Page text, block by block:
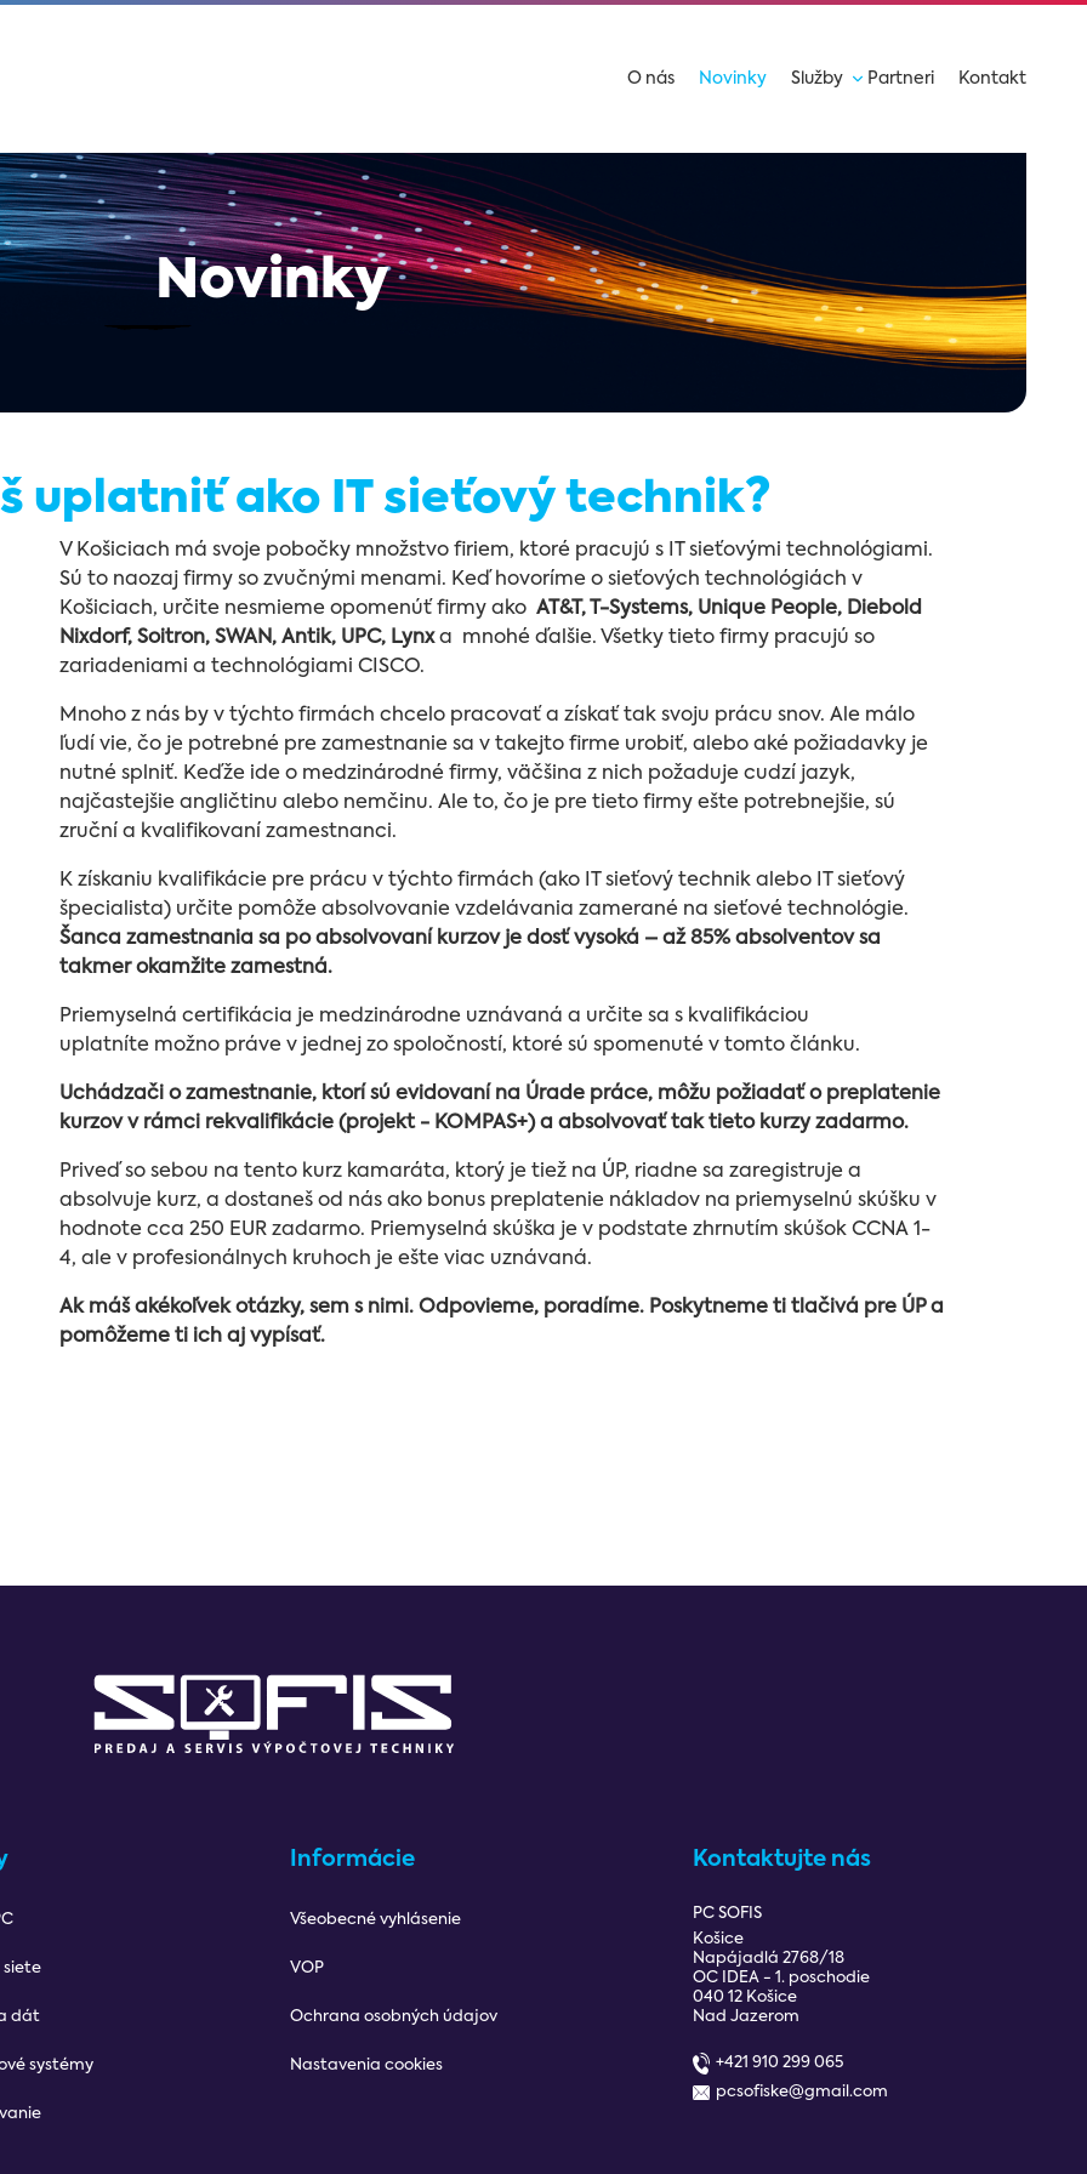
O nás Novinky Služby Partneri Kontakt
Novinky
uplatniť ako IT sieťový technik?
V Košiciach má svoje pobočky množstvo firiem, ktoré pracujú s IT sieťovými technológiami.
Sú to naozaj firmy so zvučnými menami. Keď hovoríme o sieťových technológiách v
Košiciach, určite nesmieme opomenúť firmy ako AT&T, T-Systems, Unique People, Diebold
Nixdorf, Soitron, SWAN, Antik, UPC, Lynxa mnohé ďalšie. Všetky tieto firmy pracujú so
zariadeniami a technológiami CISCO.
Mnoho z nás by v týchto firmách chcelo pracovať a získať tak svoju prácu snov. Ale málo
ľudí vie, čo je potrebné pre zamestnanie sa v takejto firme urobiť, alebo aké požiadavky je
nutné splniť. Keďže ide o medzinárodné firmy, väčšina z nich požaduje cudzí jazyk,
najčastejšie angličtinu alebo nemčinu. Ale to, čo je pre tieto firmy ešte potrebnejšie, sú
zruční a kvalifikovaní zamestnanci.
K získaniu kvalifikácie pre prácu v týchto firmách (ako IT sieťový technik alebo IT sieťový
špecialista) určite pomôže absolvovanie vzdelávania zamerané na sieťové technológie.
Šanca zamestnania sa po absolvovaní kurzov je dosť vysoká – až 85% absolventov sa
takmer okamžite zamestná.
Priemyselná certifikácia je medzinárodne uznávaná a určite sa s kvalifikáciou
uplatníte možno práve v jednej zo spoločností, ktoré sú spomenuté v tomto článku.
Uchádzači o zamestnanie, ktorí sú evidovaní na Úrade práce, môžu požiadať o preplatenie
kurzov v rámci rekvalifikácie (projekt - KOMPAS+) a absolvovať tak tieto kurzy zadarmo.
Priveď so sebou na tento kurz kamaráta, ktorý je tiež na ÚP, riadne sa zaregistruje a
absolvuje kurz, a dostaneš od nás ako bonus preplatenie nákladov na priemyselnú skúšku v
hodnote cca 250 EUR zadarmo. Priemyselná skúška je v podstate zhrnutím skúšok CCNA 1-
4, ale v profesionálnych kruhoch je ešte viac uznávaná.
Ak máš akékoľvek otázky, sem s nimi. Odpovieme, poradíme. Poskytneme ti tlačivá pre ÚP a
pomôžeme ti ich aj vypísať.
siete
dát
systémy
Informácie
Všeobecné vyhlásenie
VOP
Ochrana osobných údajov
Nastavenia cookies
Kontaktujte nás
PC SOFIS
Košice
Napájadlá 2768/18
OC IDEA - 1. poschodie
040 12 Košice
Nad Jazerom
+421 910 299 065
pcsofiske@gmail.com